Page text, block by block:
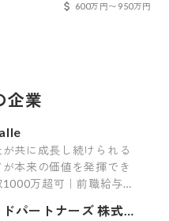
600万円〜950万円
企業
共に成長し続けられる
本来の価値を発揮でき
万超可｜前職給与保
パートナーズ 株式会